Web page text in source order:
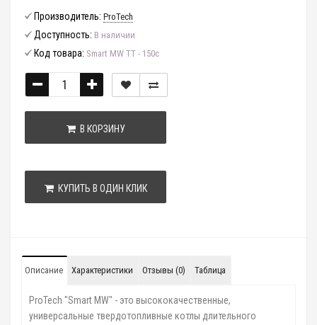
Производитель: ProTech
Доступность: В наличии
Код товара: Smart MW ТТ - 150с
В КОРЗИНУ
КУПИТЬ В ОДИН КЛИК
Описание Характеристики Отзывы (0) Таблица
ProTech "Smart MW" - это высококачественные,
универсальные твердотопливные котлы длительного